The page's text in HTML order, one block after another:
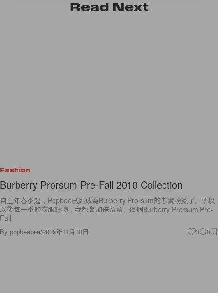
Read Next
Fashion
Burberry Prorsum Pre-Fall 2010 Collection
自上年春季起，Popbee已經成為Burberry Prorsum的忠實粉絲了。所以
以後每一季的衣服鞋物，我都會加倍留意。這個Burberry Prorsum Pre-
Fall
By popbeebee/2009年11月30日 3 0